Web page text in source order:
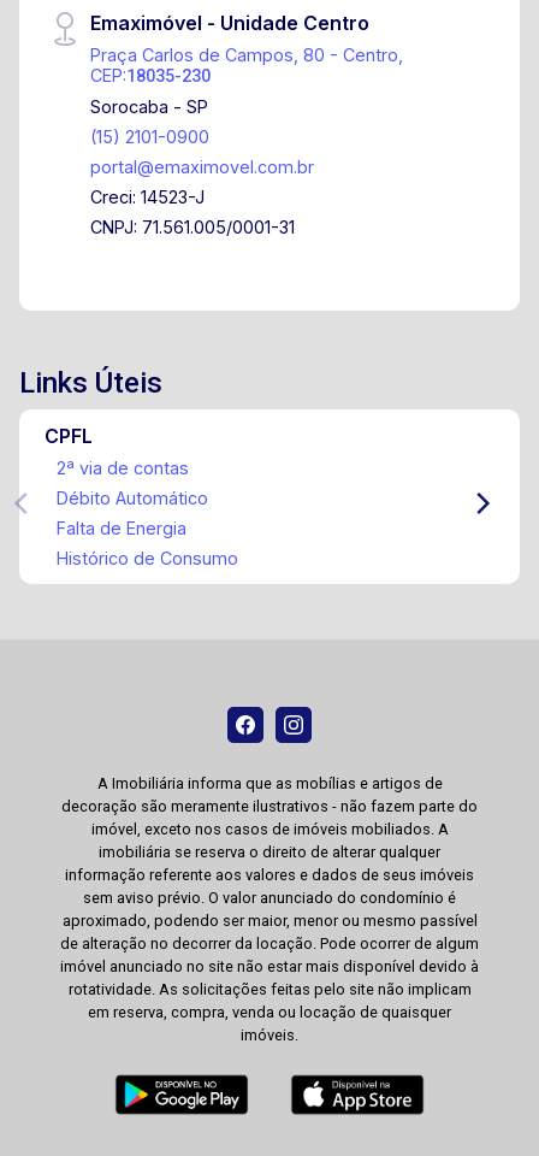
Emaximóvel - Unidade Centro
Praça Carlos de Campos, 80 - Centro,
CEP:18035-230
Sorocaba - SP
(15) 2101-0900
portal@emaximovel.com.br
Creci: 14523-J
CNPJ: 71.561.005/0001-31
Links Úteis
CPFL
2ª via de contas
Débito Automático
Falta de Energia
Histórico de Consumo
A Imobiliária informa que as mobílias e artigos de
decoração são meramente ilustrativos - não fazem parte do
imóvel, exceto nos casos de imóveis mobiliados. A
imobiliária se reserva o direito de alterar qualquer
informação referente aos valores e dados de seus imóveis
sem aviso prévio. O valor anunciado do condomínio é
aproximado, podendo ser maior, menor ou mesmo passível
de alteração no decorrer da locação. Pode ocorrer de algum
imóvel anunciado no site não estar mais disponível devido à
rotatividade. As solicitações feitas pelo site não implicam
em reserva, compra, venda ou locação de quaisquer
imóveis.